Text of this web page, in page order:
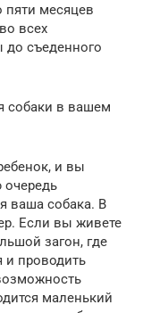
пяти месяцев
всех
до съеденного
собаки в вашем
и вы
очередь
ваша собака. В
Если вы живете
загон, где
и проводить
маленький